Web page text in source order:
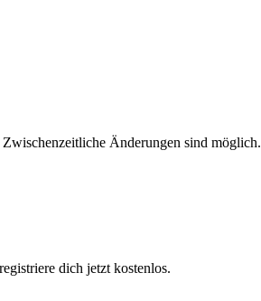
Änderungen sind möglich.
dich jetzt kostenlos.